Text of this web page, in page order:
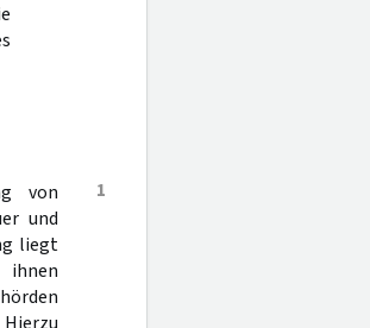
1
von
und
liegt